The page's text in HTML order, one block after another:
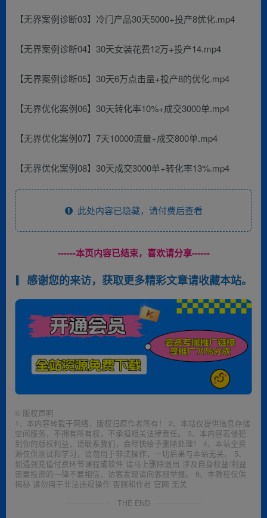
【无界案例诊断03】冷门产品30天5000+投产8优化.mp4
【无界案例诊断04】30天女装花费12万+投产14.mp4
【无界案例诊断05】30天6万点击量+投产8的优化.mp4
【无界优化案例06】30天转化率10%+成交3000单.mp4
【无界优化案例07】7天10000流量+成交800单.mp4
【无界优化案例08】30天成交3000单+转化率13%.mp4
此处内容已隐藏，请付费后查看
------本页内容已结束，喜欢请分享------
感谢您的来访，获取更多精彩文章请收藏本站。
© 版权声明
1、本内容转载于网络，版权归原作者所有！ 2、本站仅提供信息存储
空间服务，不拥有所有权，不承担相关法律责任。 3、本内容若侵犯
到你的版权利益，请联系我们，会尽快给予删除处理！ 4、本站全资
源仅供测试和学习，请勿用于非法操作，一切后果与本站无关。 5、
如遇到充值付费环节课程或软件 请马上删除退出 涉及自身权益/利益
需要投资的一律不要相信，访客发现请向客服举报。 6、本教程仅供
揭秘 请勿用于非法违规操作 否则和作者 官网 无关
THE END